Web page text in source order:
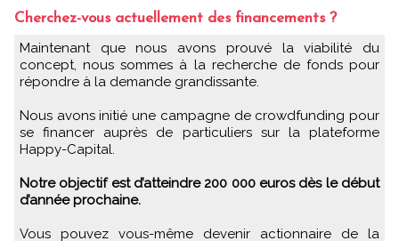
Cherchez-vous actuellement des financements ?
Maintenant que nous avons prouvé la viabilité du
concept, nous sommes à la recherche de fonds pour
répondre à la demande grandissante.
Nous avons initié une campagne de crowdfunding pour
se financer auprès de particuliers sur la plateforme
Happy-Capital.
Notre objectif est d’atteindre 200 000 euros dès le début
d’année prochaine.
Vous pouvez vous-même devenir actionnaire de la